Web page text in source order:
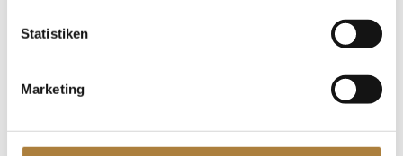
Statistiken
Marketing
Langfristig hat Calvin die Weltmeisterschaften 2026 in
Spiele 2028 in Los Angeles. „Die Weltmeisterschaften
2026 in Aachen wären ein riesiges Highlight – eine WM
im eigenen Land ist etwas ganz Besonderes. Ich habe